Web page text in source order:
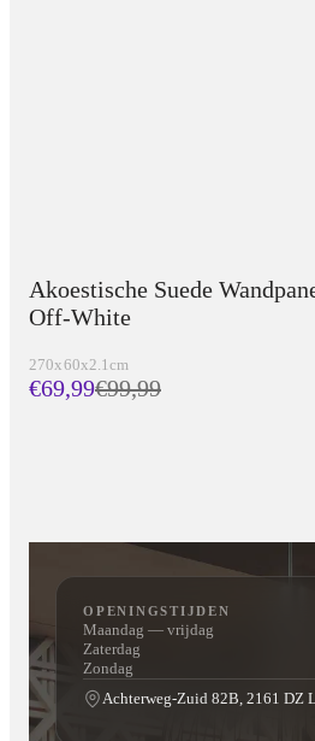
Akoestische Suede
Off-White
270x60x2.1cm
€69,99€99,99
OPENINGSTIJDEN
Maandag — vrijdag
Zaterdag
Zondag
Achterweg-Zuid 82B, 2161 DZ